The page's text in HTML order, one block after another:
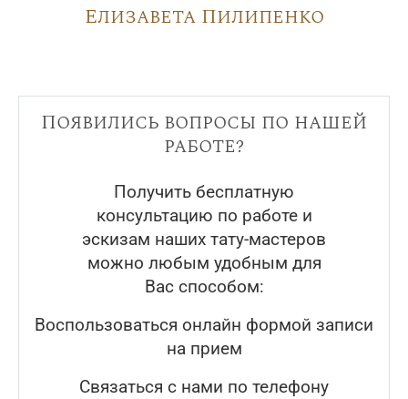
Елизавета Пилипенко
Появились вопросы по нашей
работе?
Получить бесплатную
консультацию по работе и
эскизам наших тату-мастеров
можно любым удобным для
Вас способом:
Воспользоваться онлайн формой записи
на прием
Связаться с нами по телефону